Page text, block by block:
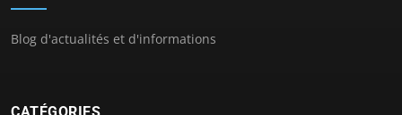
Blog d'actualités et d'informations